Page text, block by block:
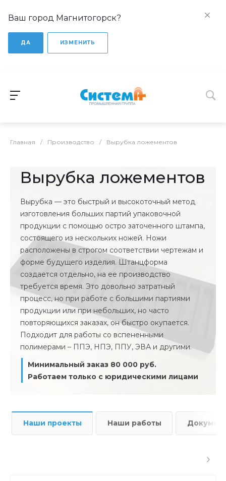
Ваш город Магнитогорск?
ДА ИЗМЕНИТЬ
Главная / Производство / Вырубка ложементов
Вырубка ложементов
Вырубка — это быстрый и высокоточный метод
изготовления больших партий упаковочной
продукции с помощью остро заточенного штампа,
состоящего из нескольких ножей. Ножи
расположены в строгом соответствии чертежам и
форме будущего изделия. Штанцформа
создается отдельно, на ее производство
требуется время. Это довольно затратный
процесс, но при работе с большими партиями
продукции или при небольших, но часто
повторяющихся заказах, он быстро окупается.
Подходит для работы со вспененными
полимерами – ППЭ, НПЭ, ППУ, ЭВА и другими.
Минимальный заказ 80 000 руб.
Работаем только с юридическими лицами
Наши проекты Наши работы